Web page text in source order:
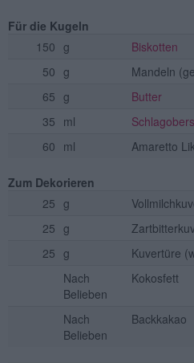
Für die Kugeln
150 g
Biskotten
50 g Mandeln
65 g
Butter
35 ml
Schlagobers
60 ml Amaretto
Zum Dekorieren
25 g
25 g
25 g Kuvertüre
Nach
Belieben
Kokosfett
Nach
Belieben
Backkakao